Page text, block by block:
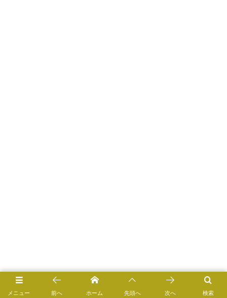
メニュー 検索
前へ ホーム 先頭へ 次へ